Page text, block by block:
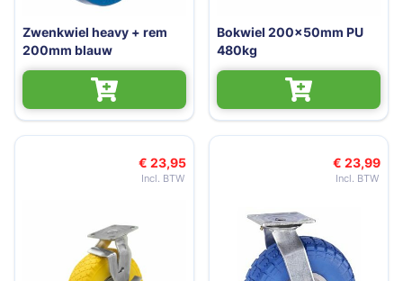
Zwenkwiel heavy + rem
200mm blauw
Bokwiel 200x50mm PU
480kg
€ 23,95 € 23,99